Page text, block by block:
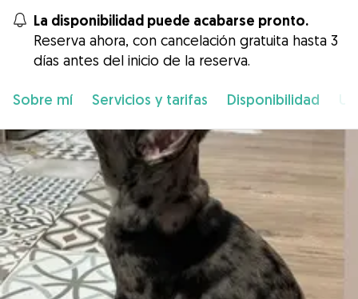
La disponibilidad puede acabarse pronto.
Reserva ahora, con cancelación gratuita hasta 3
días antes del inicio de la reserva.
Sobre mí Servicios y tarifas Disponibilidad